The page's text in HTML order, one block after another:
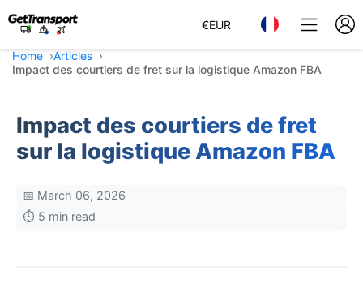
€EUR
Home
Articles
Impact des courtiers de fret sur la logistique Amazon FBA
Impact des courtiers de fret
sur la logistique Amazon FBA
📅 March 06, 2026
⏱️ 5 min read